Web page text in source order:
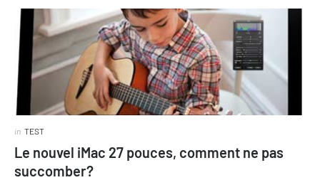
in TEST
Le nouvel iMac 27 pouces, comment ne pas
succomber?